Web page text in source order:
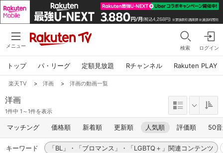
メニュー 検索 ログイン
トップ パ・リーグ 定額見放題 Rチャンネル Rakuten PLAY
楽天TV > 洋画 > 洋画の動画一覧
洋画
1件中 1～1件を表示
マッチング 価格順 新着順 更新順 人気順 評価順 50
キーワード 「BL」・「ブロマンス」・「LGBTQ＋」関連コンテンツ